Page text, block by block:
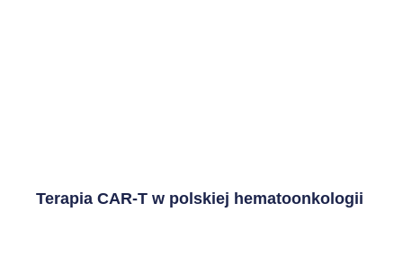
Terapia CAR-T w polskiej hematoonkologii